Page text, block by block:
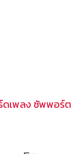
ดเพลง ซัพพอร์ต